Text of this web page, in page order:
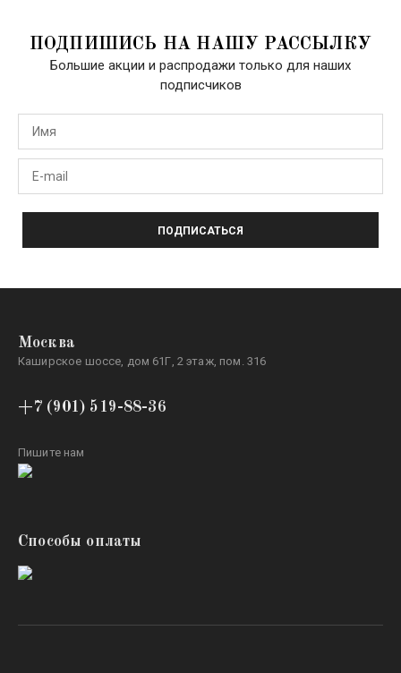
ПОДПИШИСЬ НА НАШУ РАССЫЛКУ
Большие акции и распродажи только для наших
подписчиков
ПОДПИСАТЬСЯ
Москва
Каширское шоссе, дом 61Г, 2 этаж, пом. 316
+7 (901) 519-88-36
Пишите нам
Способы оплаты